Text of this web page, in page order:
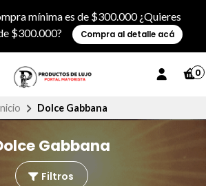
mínima es de $300.000 ¿Quieres
$300.000?
Compra al detalle acá
0
Dolce Gabbana
Gabbana
Filtros